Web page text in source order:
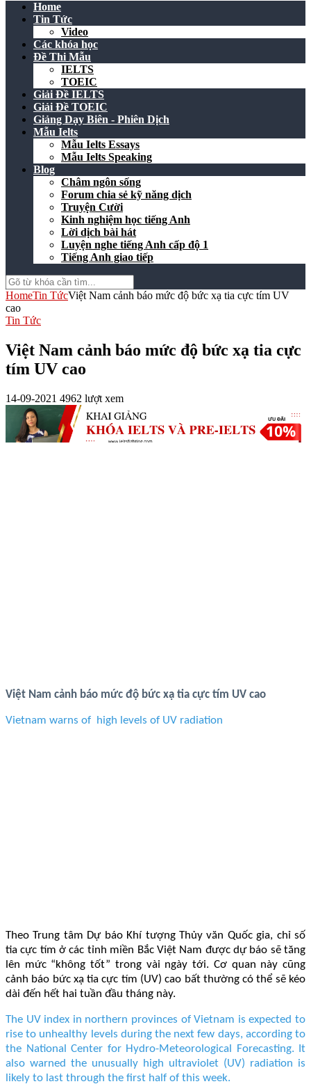
Home
Tin Tức
Video
Các khóa học
Đề Thi Mẫu
IELTS
TOEIC
Giải Đề IELTS
Giải Đề TOEIC
Giảng Dạy Biên - Phiên Dịch
Mẫu Ielts
Mẫu Ielts Essays
Mẫu Ielts Speaking
Blog
Châm ngôn sống
Forum chia sẻ kỹ năng dịch
Truyện Cười
Kinh nghiệm học tiếng Anh
Lời dịch bài hát
Luyện nghe tiếng Anh cấp độ 1
Tiếng Anh giao tiếp
HomeTin TứcViệt Nam cảnh báo mức độ bức xạ tia cực tím UV
cao
Tin Tức
Việt Nam cảnh báo mức độ bức xạ tia cực
tím UV cao
14-09-2021 4962 lượt xem
Việt Nam cảnh báo mức độ bức xạ tia cực tím UV cao
Vietnam warns of high levels of UV radiation
Theo Trung tâm Dự báo Khí tượng Thủy văn Quốc gia, chỉ số
tia cực tím ở các tỉnh miền Bắc Việt Nam được dự báo sẽ tăng
lên mức “không tốt” trong vài ngày tới. Cơ quan này cũng
cảnh báo bức xạ tia cực tím (UV) cao bất thường có thể sẽ kéo
dài đến hết hai tuần đầu tháng này.
The UV index in northern provinces of Vietnam is expected to
rise to unhealthy levels during the next few days, according to
the National Center for Hydro-Meteorological Forecasting. It
also warned the unusually high ultraviolet (UV) radiation is
likely to last through the first half of this week.